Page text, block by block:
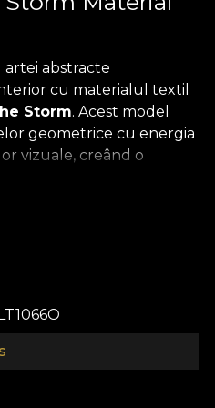
abstracte
cu materialul textil
Storm. Acest model
geometrice cu energia
vizuale, creând o
contemporană. Paleta
adaugă profunzime
să descopere de
textil premium îți
cu ușurință în orice
spectaculoase care